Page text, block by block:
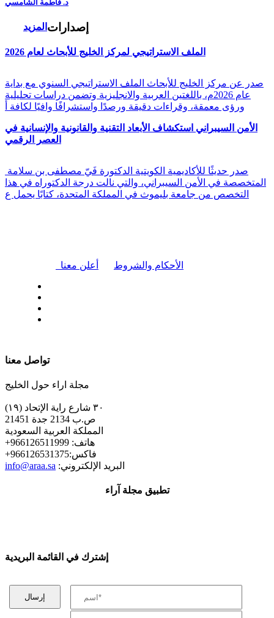
د. فاطمة الشامسي
المزيد إصدارات
الملف الاستراتيجي لمركز الخليج للأبحاث لعام 2026
صدر عن مركز الخليج للأبحاث الملف الاستراتيجي السنوي مع بداية
عام 2026م، باللغتين العربية والانجليزية وتضمن دراسات تحليلية
ورؤى معمقة، وقراءات دقيقة ورصدًا واستشرافًا وافيًا لكافة أ
الأمن السيبراني استكشاف الأبعاد التقنية والقانونية والإنسانية في
العصر الرقمي
المتخصصة في الأمن السيبراني، والتي نالت درجة الدكتوراه في هذا
التخصص من جامعة بليموث في المملكة المتحدة، كتابًا يحمل ع
أعلن معنا الأحكام والشروط
تواصل معنا
مجلة اراء حول الخليج
٣٠ شارع راية الإتحاد (١٩)
ص.ب 2134 جدة 21451
المملكة العربية السعودية
+هاتف: 966126511999
+فاكس:966126531375
info@araa.sa :البريد الإلكتروني
تطبيق مجلة آراء
إشترك في القائمة البريدية